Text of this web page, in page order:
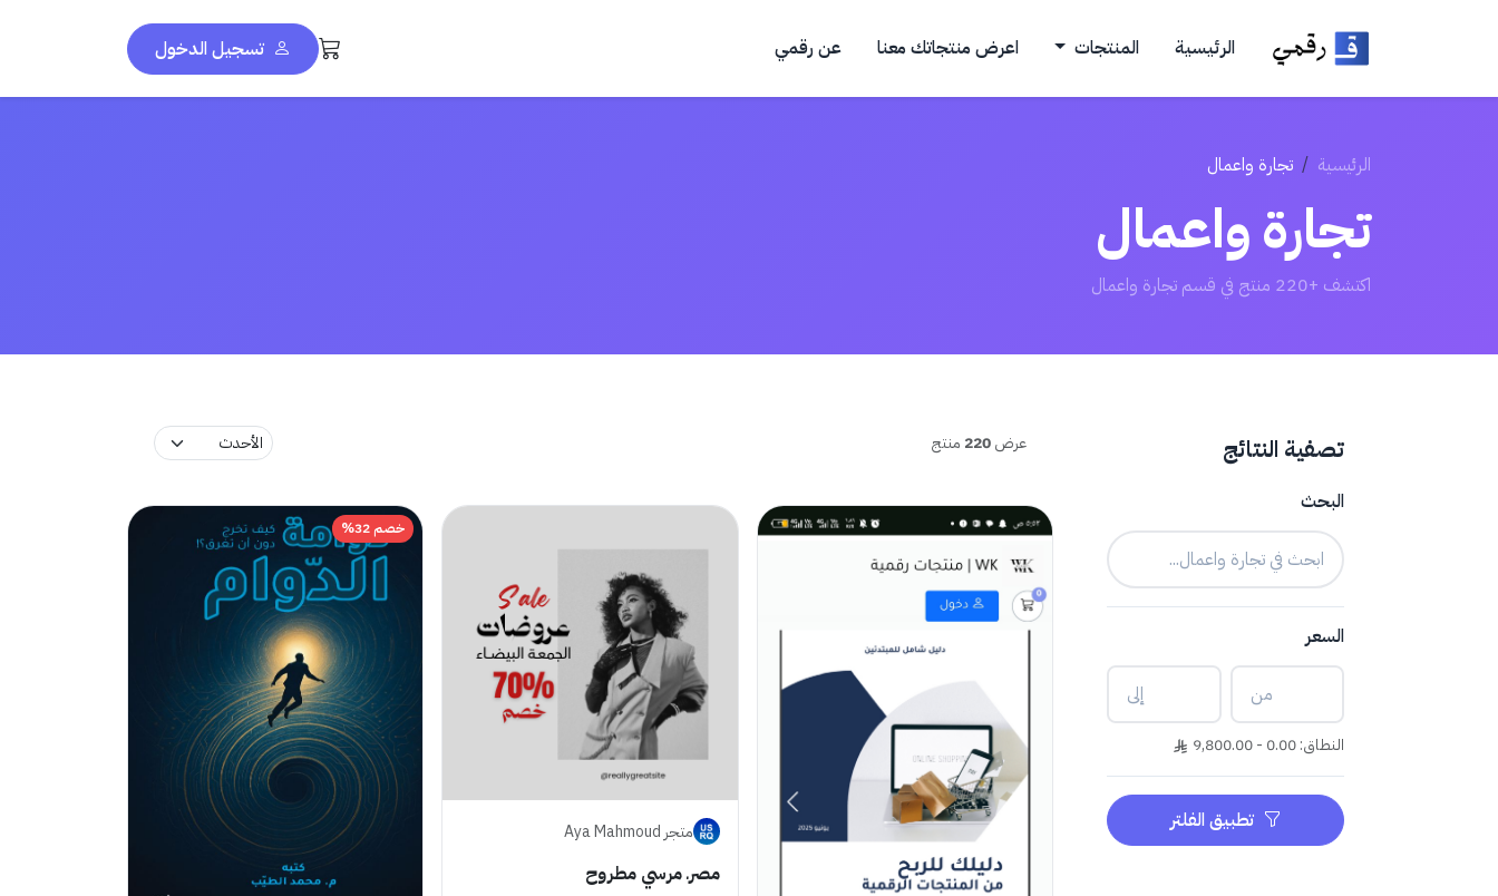
الرئيسية المنتجات اعرض منتجاتك معنا عن رقمي تسجيل الدخول
الرئيسية تجارة واعمال
تجارة واعمال
اكتشف +220 منتج في قسم تجارة واعمال
تصفية النتائج
البحث
السعر
النطاق: 0.00 - 9,800.00
تطبيق الفلتر
عرض220 منتج
متجر Aya Mahmoud
مصرـ مرسي مطروح
خصم 32%